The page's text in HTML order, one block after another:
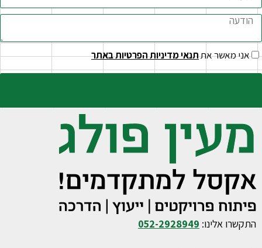
אני מאשר אתתנאי מדיניות הפרטיות באתר
התקשרו אלינו: 052-2928949